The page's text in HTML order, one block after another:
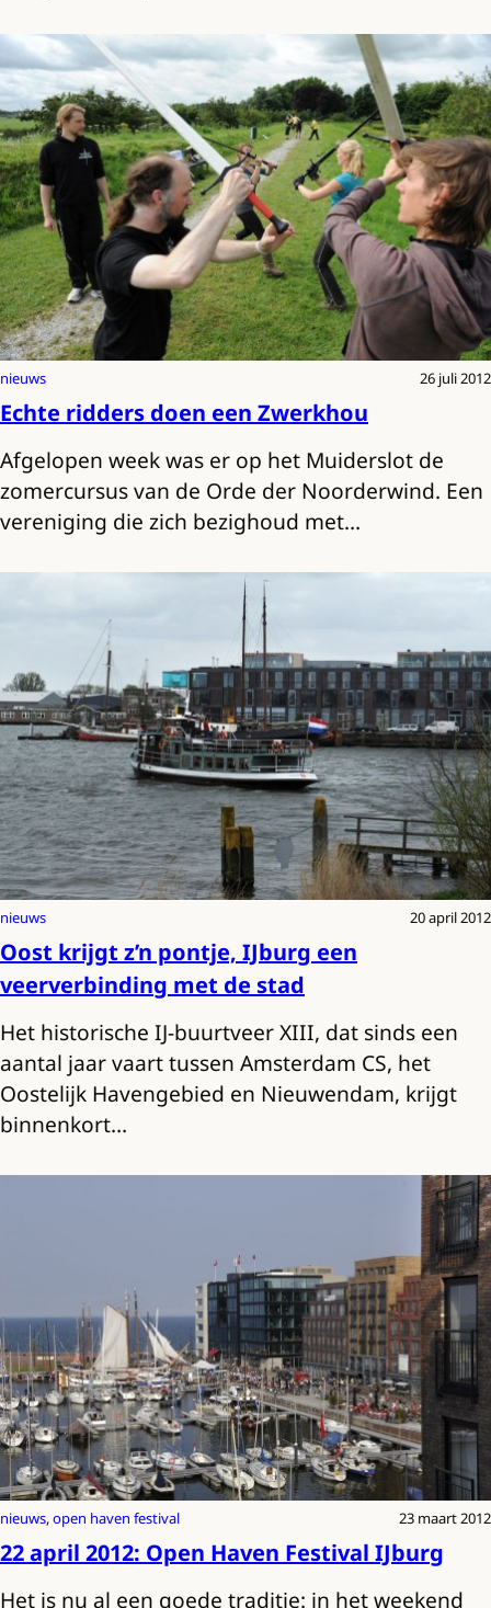
nieuws 26 juli 2012
Echte ridders doen een Zwerkhou
Afgelopen week was er op het Muiderslot de
zomercursus van de Orde der Noorderwind. Een
vereniging die zich bezighoud met…
nieuws 20 april 2012
Oost krijgt z’n pontje, IJburg een
veerverbinding met de stad
Het historische IJ-buurtveer XIII, dat sinds een
aantal jaar vaart tussen Amsterdam CS, het
Oostelijk Havengebied en Nieuwendam, krijgt
binnenkort…
nieuws, open haven festival 23 maart 2012
22 april 2012: Open Haven Festival IJburg
Het is nu al een goede traditie: in het weekend